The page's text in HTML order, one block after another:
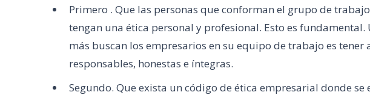
Primero . Que las personas que conforman el grupo de
tengan una ética personal y profesional. Esto es
más buscan los empresarios en su equipo de trabajo es tener
responsables, honestas e íntegras.
Segundo. Que exista un código de ética empresarial donde se